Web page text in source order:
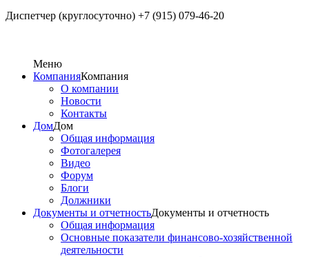
Диспетчер (круглосуточно) +7 (915) 079-46-20
Меню
КомпанияКомпания
О компании
Новости
Контакты
ДомДом
Общая информация
Фотогалерея
Видео
Форум
Блоги
Должники
Документы и отчетностьДокументы и отчетность
Общая информация
Основные показатели финансово-хозяйственной
деятельности